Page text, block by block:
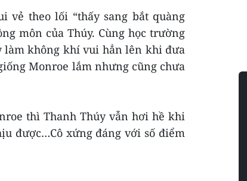
vẻ theo lối “thấy sang bắt quàng
môn của Thúy. Cùng học trường
làm không khí vui hẳn lên khi đưa
Monroe lắm nhưng cũng chưa
thì Thanh Thúy vẫn hơi hề khi
được…Cô xứng đáng với số điểm